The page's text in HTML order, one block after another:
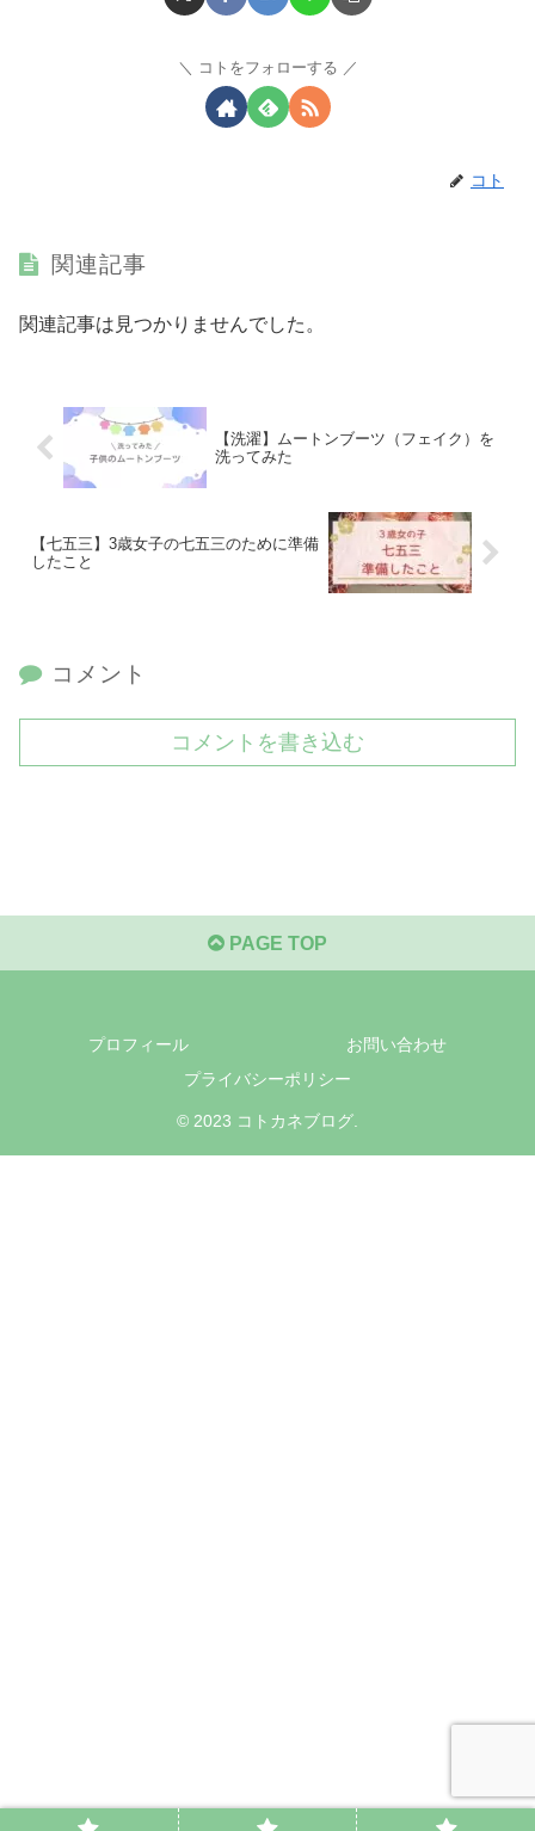
コトをフォローする
コト
関連記事
関連記事は見つかりませんでした。
【洗濯】ムートンブーツ（フェイク）を
洗ってみた
【七五三】3歳女子の七五三のために準備
したこと
コメント
コメントを書き込む
PAGE TOP
プロフィール
お問い合わせ
プライバシーポリシー
© 2023 コトカネブログ.